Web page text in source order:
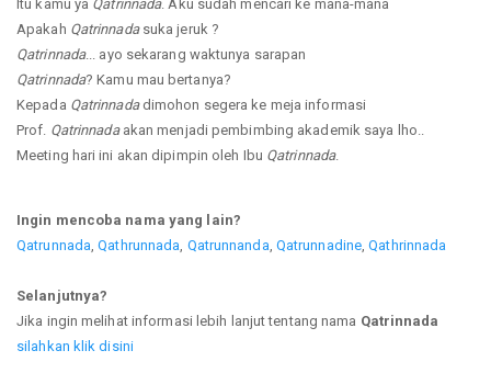
Itu kamu ya Qatrinnada. Aku sudah mencari ke mana-mana
Apakah Qatrinnadasuka jeruk ?
Qatrinnada... ayo sekarang waktunya sarapan
Qatrinnada? Kamu mau bertanya?
Kepada Qatrinnadadimohon segera ke meja informasi
Prof. Qatrinnadaakan menjadi pembimbing akademik saya lho..
Meeting hari ini akan dipimpin oleh Ibu Qatrinnada.
Ingin mencoba nama yang lain?
Qatrunnada ,Qathrunnada Qatrunnanda Qatrunnadine ,Qathrinnada
Selanjutnya?
Jika ingin melihat informasi lebih lanjut tentang nama Qatrinnada
silahkan klik disini